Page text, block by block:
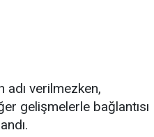
adı verilmezken,
gelişmelerle bağlantısı